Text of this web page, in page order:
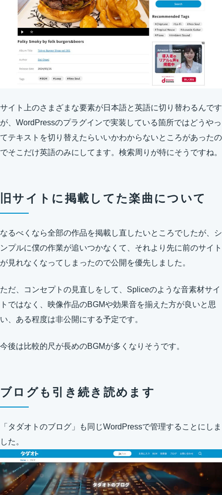
サイト上のさまざまな要素が日本語と英語に切り替わるんです
が、WordPressのプラグインで実装している箇所ではどうやっ
てテキストを切り替えたらいいかわからないところがあったの
でそこだけ英語のみにしてます。検索周りが特にそうですね。
旧サイトに掲載してた楽曲について
なるべくなら全部の作品を掲載し直したいところでしたが、シ
ンプルに僕の作業が追いつかなくて、それより先に前のサイト
が見れなくなってしまったので公開を優先しました。
ただ、コンセプトの見直しをして、Spliceのような音素材サイ
トではなく、映像作品のBGMや効果音を揃えた方が良いと思
い、ある程度は非公開にする予定です。
今後は比較的尺が長めのBGMが多くなりそうです。
ブログも引き続き読めます
「タダオトのブログ」も同じWordPressで管理することにしま
した。